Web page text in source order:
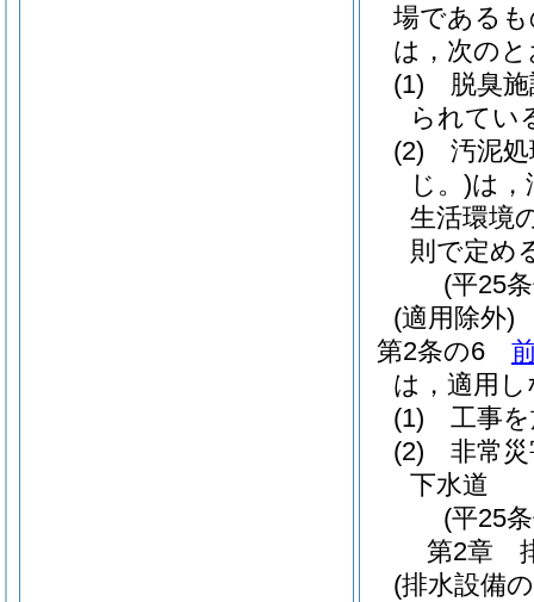
場である
は，次の
(1)
脱臭
られてい
(2)
汚泥
じ。)は，
生活環境
則で定め
(平25
(適用除外)
第2条の6
は，適用
(1)
工事
(2)
非常
下水道
(平25
第2章
(排水設備